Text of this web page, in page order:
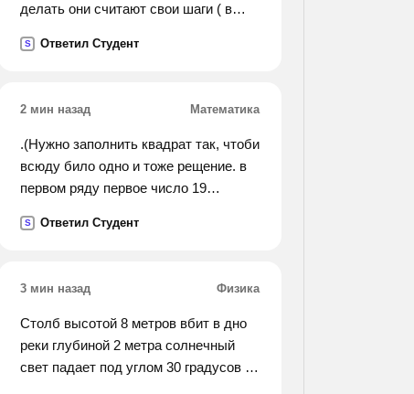
делать они считают свои шаги ( в
минуту 133 шага, а другой-167 шагов.
примерное расстояние между
деревнями в сантиметрах и вырази
его в возможно более крупных
единицах измерения. ( 1 аршин= 71
S Ответил Студент
2 мин назад Математика
.(Нужно заполнить квадрат так, чтоби
всюду било одно и тоже рещение. в
первом ряду первое число 19
первого числа нет а второе 23,третье
S Ответил Студент
3 мин назад Физика
Столб высотой 8 метров вбит в дно
реки глубиной 2 метра солнечный
свет падает под углом 30 градусов к